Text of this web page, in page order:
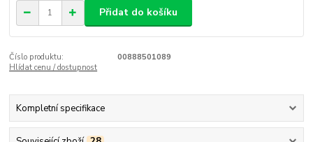
Přidat do košíku
Číslo produktu:
00888501089
Hlídat cenu / dostupnost
Kompletní specifikace